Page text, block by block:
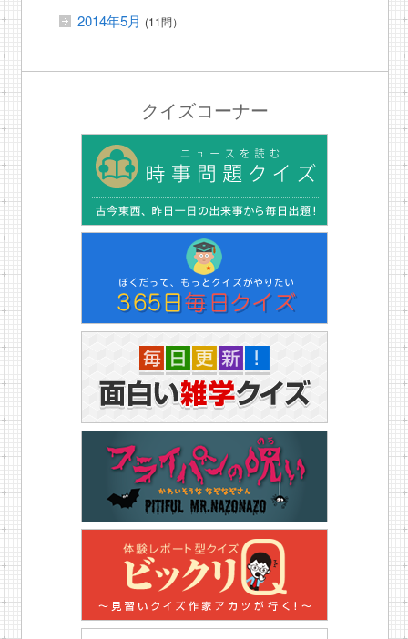
2014年5月 (11問）
クイズコーナー